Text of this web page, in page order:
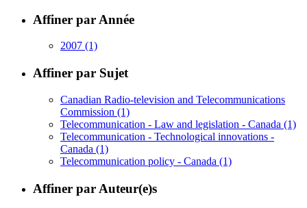
Affiner par Année
2007 (1)
Affiner par Sujet
Canadian Radio-television and Telecommunications
Commission (1)
Telecommunication - Law and legislation - Canada (1)
Telecommunication - Technological innovations -
Canada (1)
Telecommunication policy - Canada (1)
Affiner par Auteur(e)s